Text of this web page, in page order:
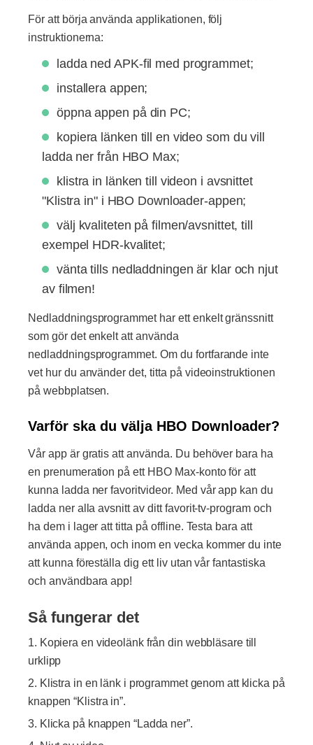
För att börja använda applikationen, följ
instruktionerna:
ladda ned APK-fil med programmet;
installera appen;
öppna appen på din PC;
kopiera länken till en video som du vill
ladda ner från HBO Max;
klistra in länken till videon i avsnittet
"Klistra in" i HBO Downloader-appen;
välj kvaliteten på filmen/avsnittet, till
exempel HDR-kvalitet;
vänta tills nedladdningen är klar och njut
av filmen!
Nedladdningsprogrammet har ett enkelt gränssnitt
som gör det enkelt att använda
nedladdningsprogrammet. Om du fortfarande inte
vet hur du använder det, titta på videoinstruktionen
på webbplatsen.
Varför ska du välja HBO Downloader?
Vår app är gratis att använda. Du behöver bara ha
en prenumeration på ett HBO Max-konto för att
kunna ladda ner favoritvideor. Med vår app kan du
ladda ner alla avsnitt av ditt favorit-tv-program och
ha dem i lager att titta på offline. Testa bara att
använda appen, och inom en vecka kommer du inte
att kunna föreställa dig ett liv utan vår fantastiska
och användbara app!
Så fungerar det
Kopiera en videolänk från din webbläsare till
urklipp
Klistra in en länk i programmet genom att klicka på
knappen “Klistra in”.
Klicka på knappen “Ladda ner”.